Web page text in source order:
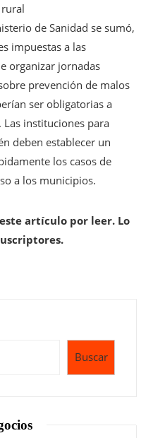
de Sanidad se sumó,
impuestas a las
organizar jornadas
prevención de malos
ser obligatorias a
instituciones para
deben establecer un
los casos de
a los municipios.
artículo por leer. Lo
Buscar